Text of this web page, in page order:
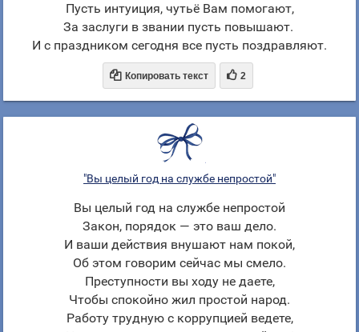
Пусть интуиция, чутьё Вам помогают,
За заслуги в звании пусть повышают.
И с праздником сегодня все пусть поздравляют.
 Копировать текст  2
"Вы целый год на службе непростой"
Вы целый год на службе непростой
Закон, порядок — это ваш дело.
И ваши действия внушают нам покой,
Об этом говорим сейчас мы смело.
Преступности вы ходу не даете,
Чтобы спокойно жил простой народ.
Работу трудную с коррупцией ведете,